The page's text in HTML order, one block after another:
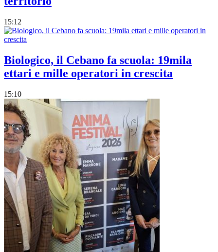
15:12
Biologico, il Cebano fa scuola: 19mila
ettari e mille operatori in crescita
15:10